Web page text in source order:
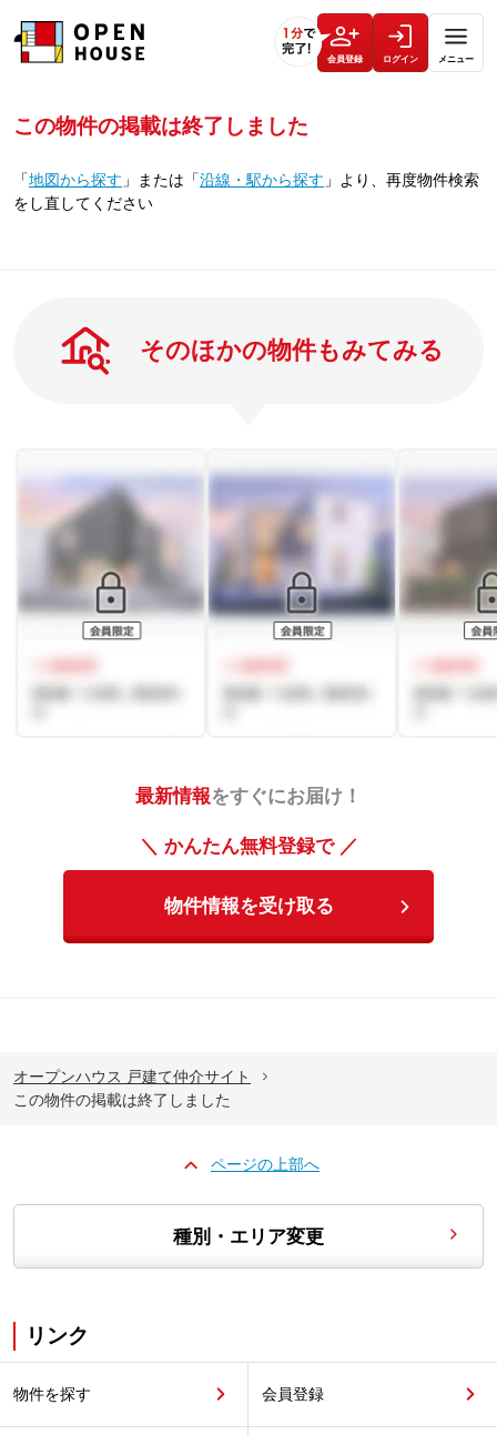
会員登録 ログイン メニュー
この物件の掲載は終了しました
「地図から探す 」 または 「沿線・駅から探す 」 より、再度物件検索
をし直してください
そのほかの物件もみてみる
最新情報をすぐにお届け！
＼ かんたん無料登録で ／
物件情報を受け取る
オープンハウス 戸建て仲介サイト
この物件の掲載は終了しました
ページの上部へ
種別・エリア変更
リンク
物件を探す 会員登録